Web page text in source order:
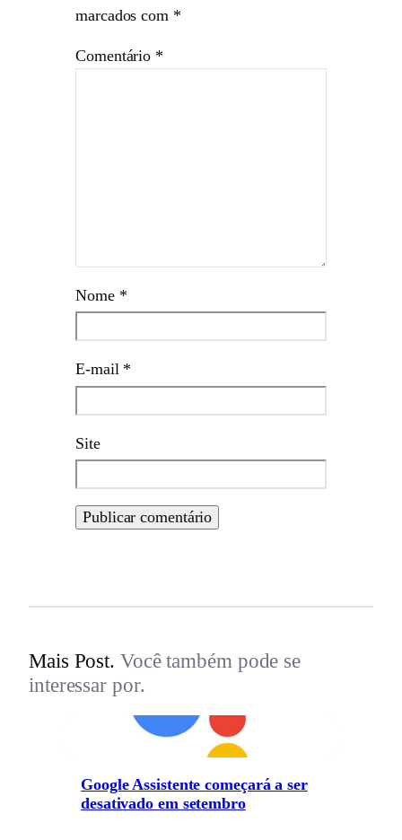
marcados com *
Comentário *
Nome *
E-mail *
Site
Mais Post. Você também pode se
interessar por.
Google Assistente começará a ser
desativado em setembro